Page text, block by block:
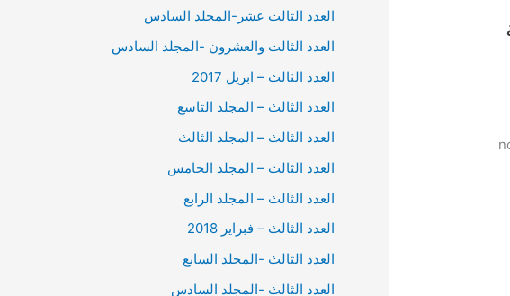
العدد الثالت عشر-المجلد السادس
العدد الثالت والعشرون -المجلد السادس
العدد الثالث – ابريل 2017
العدد الثالث – المجلد التاسع
العدد الثالث – المجلد الثالث
العدد الثالث – المجلد الخامس
العدد الثالث – المجلد الرابع
العدد الثالث – فبراير 2018
العدد الثالث -المجلد السابع
العدد الثالث -المجلد السادس